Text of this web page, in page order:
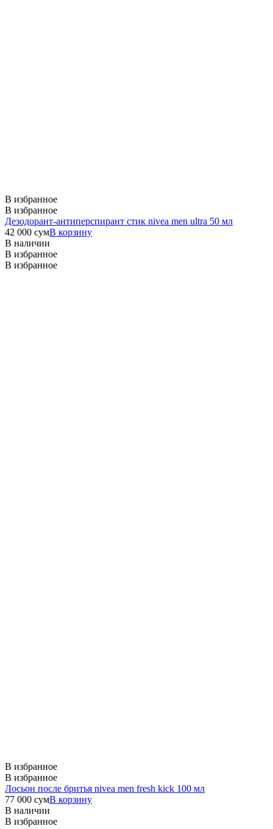
В избранное
В избранное
Дезодорант-антиперспирант стик nivea men ultra 50 мл
42 000 сумВ корзину
В наличии
В избранное
В избранное
В избранное
В избранное
Лосьон после бритья nivea men fresh kick 100 мл
77 000 сумВ корзину
В наличии
В избранное